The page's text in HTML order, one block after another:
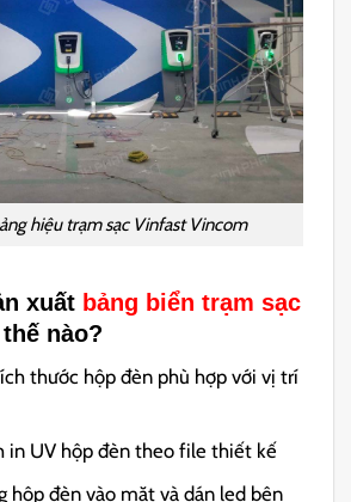
hiệu trạm sạc Vinfast Vincom
xuất bảng biển trạm sạc
nào?
thước hộp đèn phù hợp với vị trí
in UV hộp đèn theo file thiết kế
hộp đèn vào mặt và dán led bên